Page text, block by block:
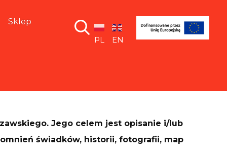
Sklep
PL
EN
Jego celem jest opisanie i/lub
świadków, historii, fotografii, map